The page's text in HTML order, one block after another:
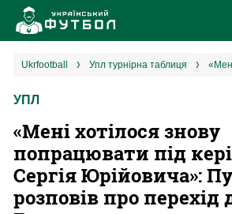
Новини
Єврокубки
УПЛ
ukrfootball упл турнірна таблиця
УПЛ
«Мені хотілося знову
попрацювати під
Сергія Юрійовича»:
розповів про перехід